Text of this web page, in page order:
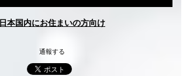
日本国内にお住まいの方向け
通報する